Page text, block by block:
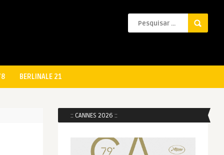
BERLINALE 21
:: CANNES 2026 ::